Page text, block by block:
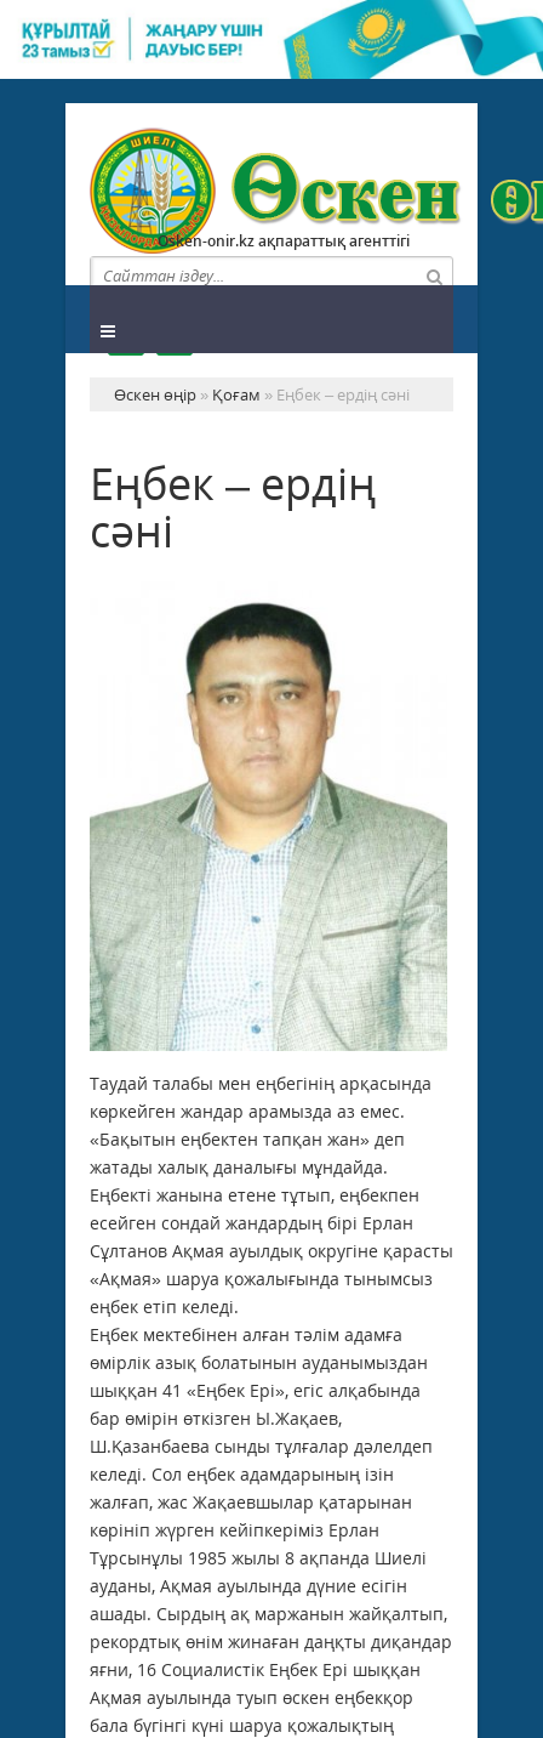
Osken-onir.kz ақпараттық агенттігі
Өскен өңір » Қоғам » Еңбек – ердің сәні
Еңбек – ердің
сәні
Таудай талабы мен еңбегінің арқасында
көркейген жандар арамызда аз емес.
«Бақытын еңбектен тапқан жан» деп
жатады халық даналығы мұндайда.
Еңбекті жанына етене тұтып, еңбекпен
есейген сондай жандардың бірі Ерлан
Сұлтанов Ақмая ауылдық округіне қарасты
«Ақмая» шаруа қожалығында тынымсыз
еңбек етіп келеді.
Еңбек мектебінен алған тәлім адамға
өмірлік азық болатынын ауданымыздан
шыққан 41 «Еңбек Ері», егіс алқабында
бар өмірін өткізген Ы.Жақаев,
Ш.Қазанбаева сынды тұлғалар дәлелдеп
келеді. Сол еңбек адамдарының ізін
жалғап, жас Жақаевшылар қатарынан
көрініп жүрген кейіпкеріміз Ерлан
Тұрсынұлы 1985 жылы 8 ақпанда Шиелі
ауданы, Ақмая ауылында дүние есігін
ашады. Сырдың ақ маржанын жайқалтып,
рекордтық өнім жинаған даңқты диқандар
яғни, 16 Социалистік Еңбек Ері шыққан
Ақмая ауылында туып өскен еңбекқор
бала бүгінгі күні шаруа қожалықтың